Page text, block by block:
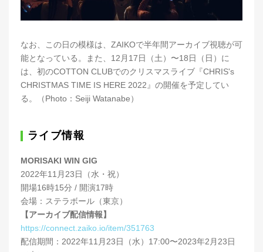
なお、この日の模様は、ZAIKOで半年間アーカイブ視聴が可
能となっている。また、12月17日（土）〜18日（日）に
は、初のCOTTON CLUBでのクリスマスライブ『CHRIS's
CHRISTMAS TIME IS HERE 2022』の開催を予定してい
る。（Photo：Seiji Watanabe）
ライブ情報
MORISAKI WIN GIG
2022年11月23日（水・祝）
開場16時15分 / 開演17時
会場：ステラボール（東京）
【アーカイブ配信情報】
https://connect.zaiko.io/item/351763
配信期間：2022年11月23日（水）17:00〜2023年2月23日